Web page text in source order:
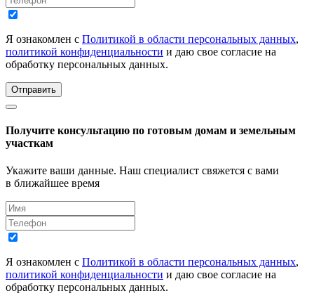
Я ознакомлен с Политикой в области персональных данных,
политикой конфиденциальности и даю свое согласие на
обработку персональных данных.
Отправить
Получите консультацию по готовым домам и земельным
участкам
Укажите ваши данные. Наш специалист свяжется с вами
в ближайшее время
Я ознакомлен с Политикой в области персональных данных,
политикой конфиденциальности и даю свое согласие на
обработку персональных данных.